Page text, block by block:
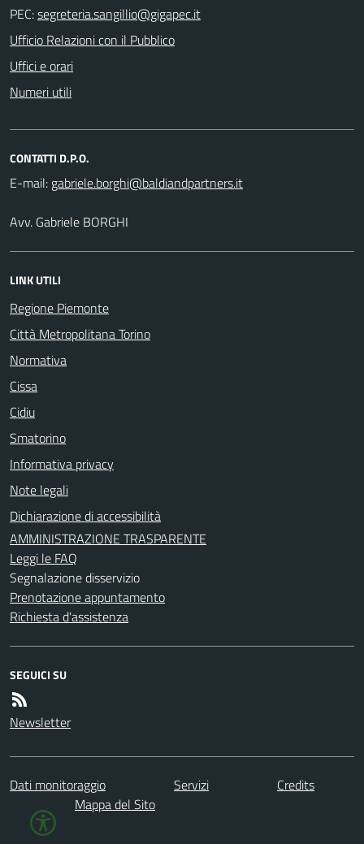
PEC:
Ufficio Relazioni con il Pubblico
Uffici e orari
Numeri utili
CONTATTI D.P.O.
E-mail:
Avv. Gabriele BORGHI
LINK UTILI
Regione Piemonte
Città Metropolitana Torino
Normativa
Cissa
Cidiu
Smatorino
Informativa privacy
Note legali
Dichiarazione di accessibilità
AMMINISTRAZIONE TRASPARENTE
Leggi le FAQ
Segnalazione disservizio
Prenotazione appuntamento
Richiesta d'assistenza
SEGUICI SU
Newsletter
Dati monitoraggio Servizi
Credits
Mappa del Sito